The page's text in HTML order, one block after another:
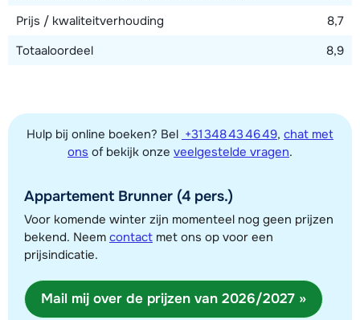
Bekijk kaart
Toon alle accommodaties in dit gebied
Prijs / kwaliteitverhouding
8,7
Totaaloordeel
8,9
Hulp bij online boeken? Bel +31 348 43 46 49, chat met
ons of bekijk onze veelgestelde vragen.
Appartement Brunner (4 pers.)
Voor komende winter zijn momenteel nog geen prijzen
bekend. Neem contact met ons op voor een
prijsindicatie.
Mail mij over de prijzen van 2026/2027 »